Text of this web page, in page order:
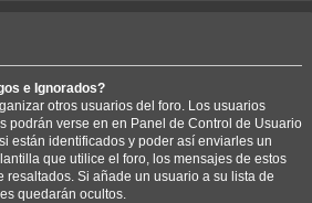
e Ignorados?
otros usuarios del foro. Los usuarios
podrán verse en en Panel de Control de Usuario
están identificados y poder así enviarles un
que utilice el foro, los mensajes de estos
Si añade un usuario a su lista de
quedarán ocultos.